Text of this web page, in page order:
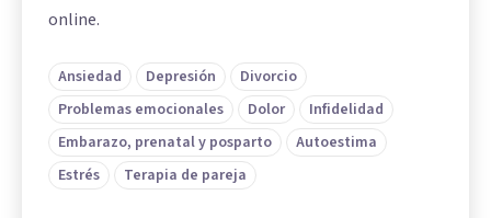
online.
Ansiedad Depresión
Divorcio
Problemas emocionales
Dolor
Infidelidad
Embarazo, prenatal y posparto
Autoestima
Estrés
Terapia de pareja